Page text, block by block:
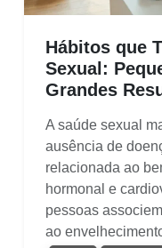
Hábitos que
Sexual:
Grandes
A saúde sexual
ausência de
relacionada ao
hormonal e
pessoas
ao